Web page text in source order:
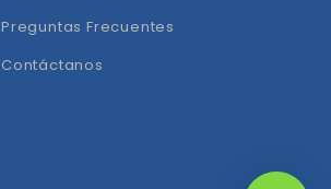
Preguntas Frecuentes
Contáctanos